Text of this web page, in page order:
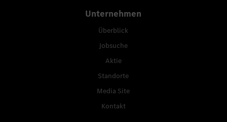
Unternehmen
Überblick
Jobsuche
Aktie
Standorte
Media Site
Kontakt